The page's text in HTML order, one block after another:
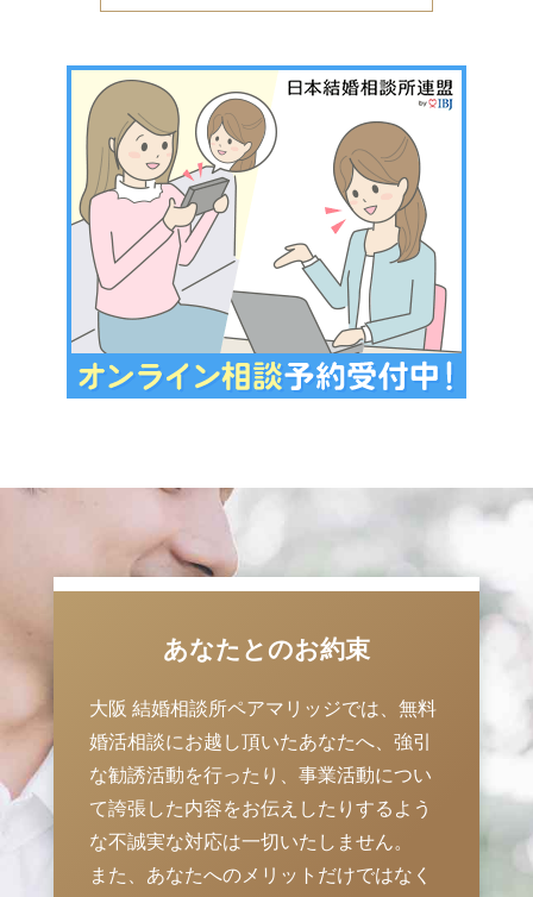
あなたとのお約束
大阪 結婚相談所ペアマリッジでは、無料
婚活相談にお越し頂いたあなたへ、強引
な勧誘活動を行ったり、事業活動につい
て誇張した内容をお伝えしたりするよう
な不誠実な対応は一切いたしません。
また、あなたへのメリットだけではなく